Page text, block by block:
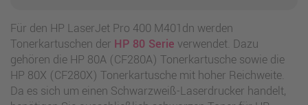
Für den HP LaserJet Pro 400 M401dn werden
Tonerkartuschen der HP 80 Serie verwendet. Dazu
gehören die HP 80A (CF280A) Tonerkartusche sowie die
HP 80X (CF280X) Tonerkartusche mit hoher Reichweite.
Da es sich um einen Schwarzweiß-Laserdrucker handelt,